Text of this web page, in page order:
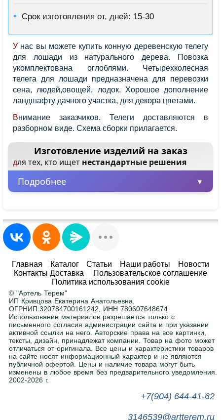
У нас вы можете купить конную деревенскую телегу
для лошади из натурального дерева. Повозка
укомплектована оглоблями. Четырехколесная
телега для лошади предназначена для перевозки
сена, людей,овощей, лодок. Хорошое дополнение
ландшафту дачного участка, для декора цветами.
Внимание заказчиков. Телеги доставляются в
разборном виде. Схема сборки прилагается.
Срок изготовления от, дней: 15-30
Изготовление изделий на заказ
для тех, кто ищет нестандартные решения
Подробнее
Заказывайте от одного изделия, не
ограничиваясь большими объемами.
Любые размеры и цвета
Адаптируем любой товар под ваше
помещение. Ширина, высота, глубина — по
вашему заданию. Покраска в любой цвет RAL
Нужна помощь в подборе?
Напишите или позвоните нам, поможем с
выбором.
Главная Каталог Статьи Наши работы
Новости
Контакты Доставка
Пользовательское соглашение
Политика использования cookie
© "Артель Терем"
ИП Кривцова Екатерина Анатольевна,
ОГРНИП:320784700161242, ИНН 780607648674
Использование материалов разрешается только с
письменного согласия администрации сайта и при указании
активной ссылки на него. Авторские права на все картинки,
тексты, дизайн, принадлежат компании. Товар на фото может
отличаться от оригинала. Все цены и характеристики товаров
на сайте носят информационный характер и не являются
публичной офертой. Цены и наличие товара могут быть
изменены в любое время без предварительного уведомления.
2002-2026 г.
+7(904) 644-41-62
3146539@artterem.ru